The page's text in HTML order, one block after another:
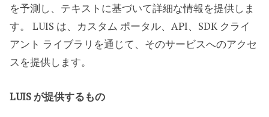
を予測し、テキストに基づいて詳細な情報を提供しま
す。 LUIS は、カスタム ポータル、API、SDK クライ
アント ライブラリを通じて、そのサービスへのアクセ
スを提供します。
LUIS が提供するもの